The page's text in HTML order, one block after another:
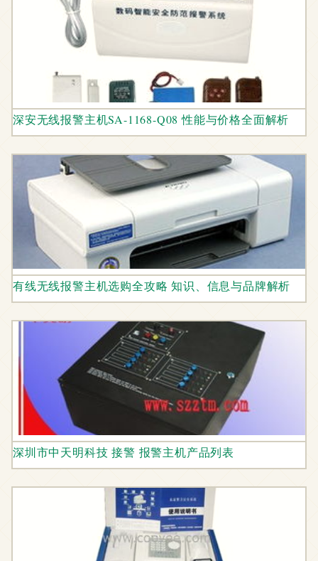
深安无线报警主机SA-1168-Q08 性能与价格全面解析
有线无线报警主机选购全攻略 知识、信息与品牌解析
深圳市中天明科技 接警 报警主机产品列表